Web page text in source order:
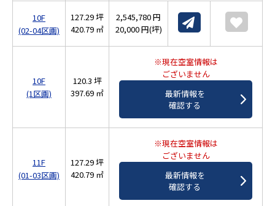
10F
(02-04区画)
127.29 坪
420.79 ㎡
2,545,780 円
20,000 円(坪)
10F
(1区画)
120.3 坪
397.69 ㎡
※現在空室情報は
ございません
最新情報を
確認する
11F
(01-03区画)
127.29 坪
420.79 ㎡
※現在空室情報は
ございません
最新情報を
確認する